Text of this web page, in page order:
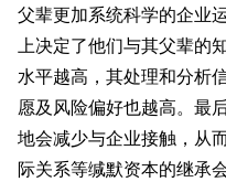
父辈更加系统科学的企业
上决定了他们与其父辈的
水平越高，其处理和分析
愿及风险偏好也越高。最
地会减少与企业接触，从
际关系等缄默资本的继承